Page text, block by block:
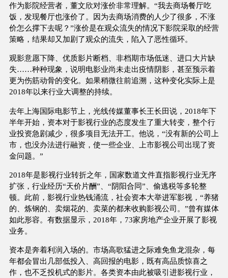
作为影院经营者，董文欣对涨价非常理解。“我去商场餐厅吃
饭，发现餐厅也涨价了。因为去商场消费的人少了很多，不涨
价怎么撑下去呢？”涨价是在观众流失的情况下影院采取的经营
策略，结果却又加剧了观众的流失，陷入了恶性循环。
观影意愿下降、优质影片断档、非档期市场低迷、进口大片缺
失……种种现象，说明电影业尚未走出疫情阴影，甚至预示着
更为伤筋动骨的变化。如果稍微往前追溯，这种变化实际上是
2018年以来行业大调整的持续。
去年上海国际电影节上，光线传媒董事长王长田说，2018年下
半年开始，资本对于影视行业的态度发生了重大转变，整个行
业投资急剧减少，很多项目无法开工。他说，“没有新的公司上
市，也没办法进行融资，使一些企业、上市影视公司出现了资
金问题。”
2018年是影视行业转折之年，国家数道文件直指影视行业无序
扩张，行业经历“天价片酬”、“阴阳合同”、偷逃税等多轮整
顿。此前，影视行业热钱涌流，社会资本大举进军影视，“养猪
的、炼钢的、卖烟花的、卖菜的都来收购影视公司。”曾有媒体
如此形容。有数据显示，2018年，73家房地产企业开展了影视
业务。
资本是奔着利润入场的。市场高歌猛进之际难免鱼龙混杂，每
年都会冒出几部低投入、高回报的电影，既有高品质惊喜之
作，也不乏投机式的影片。各类资本由此被吸引进影视行业，